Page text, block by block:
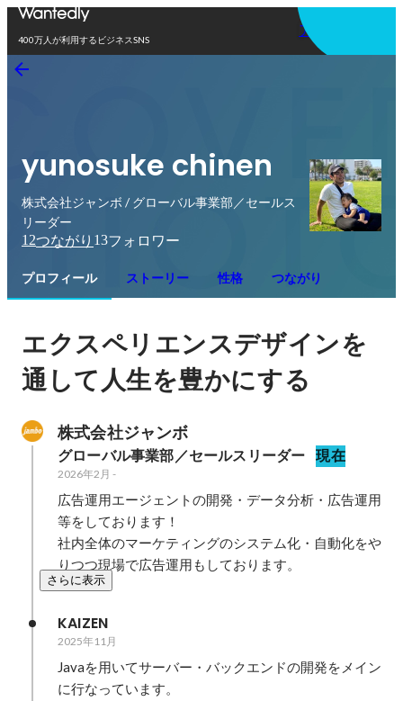
400万人が利用するビジネスSNS
アプリを使う
yunosuke chinen
株式会社ジャンボ / グローバル事業部／セールス
リーダー
12つながり 13フォロワー
プロフィール ストーリー 性格 つながり
エクスペリエンスデザインを
通して人生を豊かにする
株式会社ジャンボ
グローバル事業部／セールスリーダー 現在
2026年2月 -
広告運用エージェントの開発・データ分析・広告運用
等をしております！
社内全体のマーケティングのシステム化・自動化をや
りつつ現場で広告運用もしております。
さらに表示
KAIZEN
2025年11月
Javaを用いてサーバー・バックエンドの開発をメイン
に行なっています。